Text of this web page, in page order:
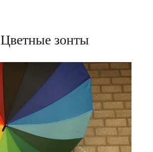
Цветные зонты